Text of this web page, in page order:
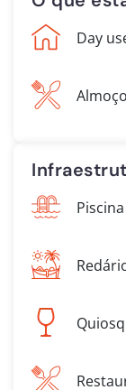
Day
Piscina